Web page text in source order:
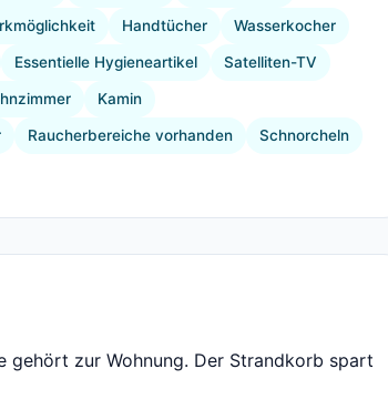
Handtücher Wasserkocher
Essentielle Hygieneartikel Satelliten-TV
Kamin
Raucherbereiche vorhanden Schnorcheln
gehört zur Wohnung. Der Strandkorb spart